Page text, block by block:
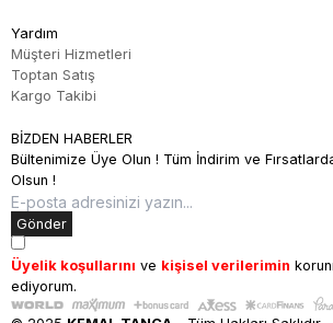
Yardım
Müşteri Hizmetleri
Toptan Satış
Kargo Takibi
BİZDEN HABERLER
Bültenimize Üye Olun ! Tüm İndirim ve
Olsun !
Gönder
Üyelik koşullarını ve kişisel verilerimin
ediyorum.